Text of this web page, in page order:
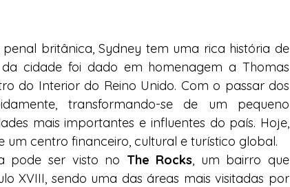
britânica, Sydney tem uma rica história de
cidade foi dado em homenagem a Thomas
do Interior do Reino Unido. Com o passar dos
transformando-se de um pequeno
mais importantes e influentes do país. Hoje,
um centro financeiro, cultural e turístico global.
pode ser visto no The Rocks, um bairro que
XVIII, sendo uma das áreas mais visitadas por